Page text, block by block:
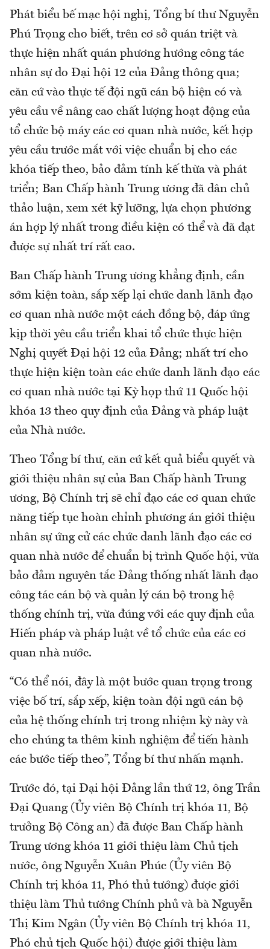
Phát biểu bế mạc hội nghị, Tổng bí thư Nguyễn
Phú Trọng cho biết, trên cơ sở quán triệt và
thực hiện nhất quán phương hướng công tác
nhân sự do Đại hội 12 của Đảng thông qua;
căn cứ vào thực tế đội ngũ cán bộ hiện có và
yêu cầu về nâng cao chất lượng hoạt động của
tổ chức bộ máy các cơ quan nhà nước, kết hợp
yêu cầu trước mắt với việc chuẩn bị cho các
khóa tiếp theo, bảo đảm tính kế thừa và phát
triển; Ban Chấp hành Trung ương đã dân chủ
thảo luận, xem xét kỹ lưỡng, lựa chọn phương
án hợp lý nhất trong điều kiện có thể và đã đạt
được sự nhất trí rất cao.
Ban Chấp hành Trung ương khẳng định, cần
sớm kiện toàn, sắp xếp lại chức danh lãnh đạo
cơ quan nhà nước một cách đồng bộ, đáp ứng
kịp thời yêu cầu triển khai tổ chức thực hiện
Nghị quyết Đại hội 12 của Đảng; nhất trí cho
thực hiện kiện toàn các chức danh lãnh đạo các
cơ quan nhà nước tại Kỳ họp thứ 11 Quốc hội
khóa 13 theo quy định của Đảng và pháp luật
của Nhà nước.
Theo Tổng bí thư, căn cứ kết quả biểu quyết và
giới thiệu nhân sự của Ban Chấp hành Trung
ương, Bộ Chính trị sẽ chỉ đạo các cơ quan chức
năng tiếp tục hoàn chỉnh phương án giới thiệu
nhân sự ứng cử các chức danh lãnh đạo các cơ
quan nhà nước để chuẩn bị trình Quốc hội, vừa
bảo đảm nguyên tắc Đảng thống nhất lãnh đạo
công tác cán bộ và quản lý cán bộ trong hệ
thống chính trị, vừa đúng với các quy định của
Hiến pháp và pháp luật về tổ chức của các cơ
quan nhà nước.
“Có thể nói, đây là một bước quan trọng trong
việc bố trí, sắp xếp, kiện toàn đội ngũ cán bộ
của hệ thống chính trị trong nhiệm kỳ này và
cho chúng ta thêm kinh nghiệm để tiến hành
các bước tiếp theo”, Tổng bí thư nhấn mạnh.
Trước đó, tại Đại hội Đảng lần thứ 12, ông Trần
Đại Quang (Ủy viên Bộ Chính trị khóa 11, Bộ
trưởng Bộ Công an) đã được Ban Chấp hành
Trung ương khóa 11 giới thiệu làm Chủ tịch
nước, ông Nguyễn Xuân Phúc (Ủy viên Bộ
Chính trị khóa 11, Phó thủ tướng) được giới
thiệu làm Thủ tướng Chính phủ và bà Nguyễn
Thị Kim Ngân (Ủy viên Bộ Chính trị khóa 11,
Phó chủ tịch Quốc hội) được giới thiệu làm